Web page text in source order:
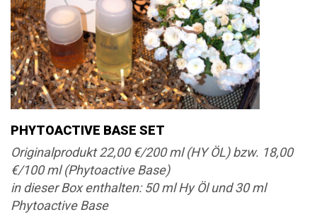
PHYTOACTIVE BASE SET
Originalprodukt 22,00 €/200 ml (HY ÖL) bzw. 18,00
€/100 ml (Phytoactive Base)
in dieser Box enthalten: 50 ml Hy Öl und 30 ml
Phytoactive Base